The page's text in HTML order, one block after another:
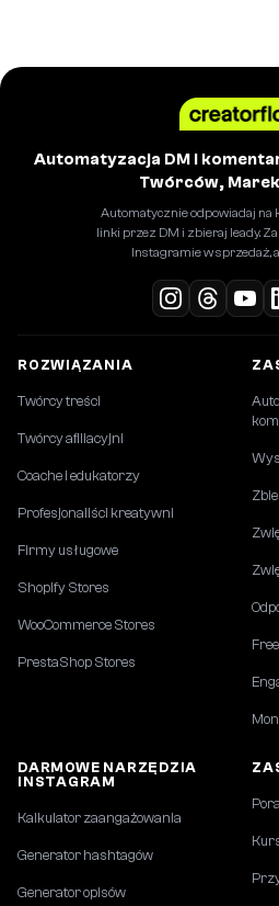
Automatyzacja DM i
Twórców,
Automatycznie odpowiadaj na
linki przez DM i zbieraj leady.
Instagramie w sprzedaż,
ROZWIĄZANIA
Twórcy treści
Twórcy afiliacyjni
Coache i edukatorzy
Profesjonaliści kreatywni
Firmy usługowe
Shopify Stores
WooCommerce Stores
PrestaShop Stores
DARMOWE NARZĘDZIA
INSTAGRAM
Kalkulator zaangażowania
Generator hashtagów
Generator opisów